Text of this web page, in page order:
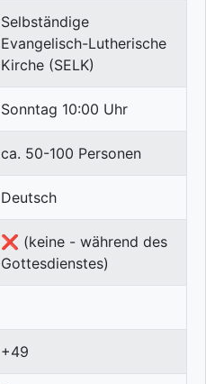
Selbständige
Evangelisch-Lutherische
Kirche (SELK)
Sonntag 10:00 Uhr
ca. 50-100 Personen
Deutsch
❌ (keine - während des
Gottesdienstes)
+49